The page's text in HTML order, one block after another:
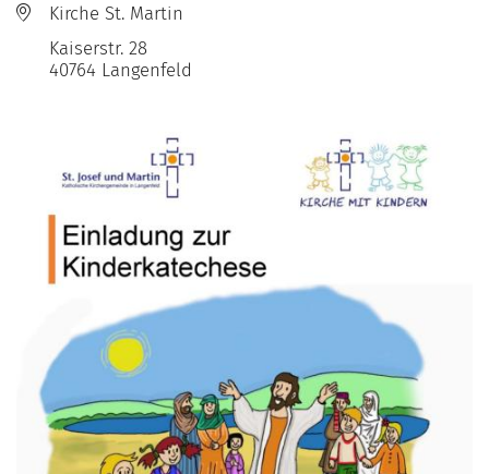
Ort:
Kirche St. Martin
Kaiserstr. 28
40764 Langenfeld